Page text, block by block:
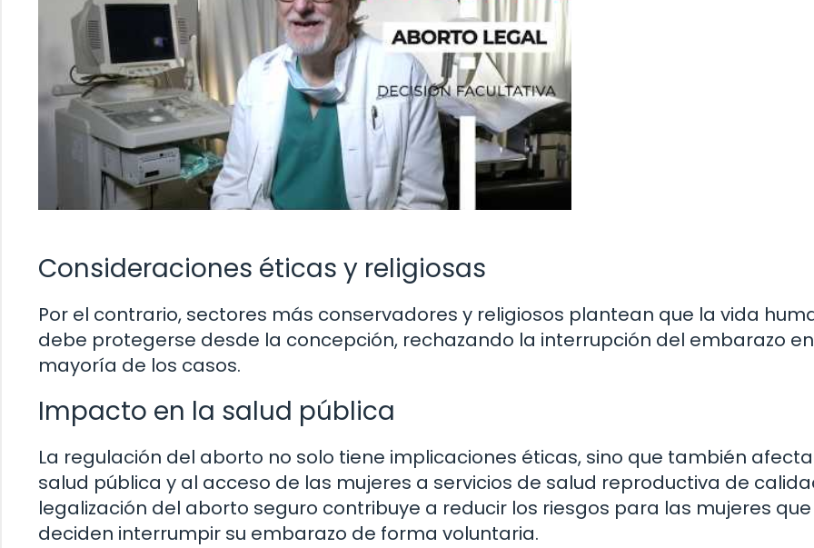
Consideraciones éticas y religiosas
Por el contrario, sectores más conservadores y religiosos plantean que la vida
debe protegerse desde la concepción, rechazando la interrupción del embarazo
mayoría de los casos.
Impacto en la salud pública
La regulación del aborto no solo tiene implicaciones éticas, sino que también
salud pública y al acceso de las mujeres a servicios de salud reproductiva de
legalización del aborto seguro contribuye a reducir los riesgos para las mujeres que
deciden interrumpir su embarazo de forma voluntaria.